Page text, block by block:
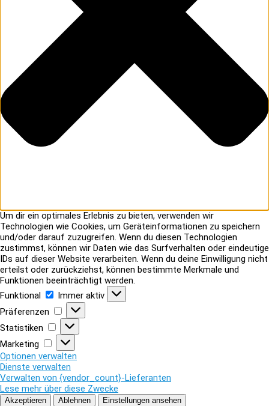
Um dir ein optimales Erlebnis zu bieten, verwenden wir
Technologien wie Cookies, um Geräteinformationen zu speichern
und/oder darauf zuzugreifen. Wenn du diesen Technologien
zustimmst, können wir Daten wie das Surfverhalten oder eindeutige
IDs auf dieser Website verarbeiten. Wenn du deine Einwilligung nicht
erteilst oder zurückziehst, können bestimmte Merkmale und
Funktionen beeinträchtigt werden.
Funktional
Funktional
Immer aktiv
Präferenzen
Präferenzen
Statistiken
Statistiken
Marketing
Marketing
Optionen verwalten
Dienste verwalten
Verwalten von {vendor_count}-Lieferanten
Lese mehr über diese Zwecke
Akzeptieren Ablehnen
Einstellungen ansehen